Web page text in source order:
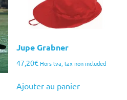
Jupe Grabner
47,20€ Hors tva, tax non included
Ajouter au panier